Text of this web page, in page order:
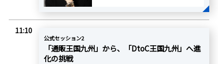
11:10
公式セッション2
「通販王国九州」から、「DtoC王国九州」へ進
化の挑戦